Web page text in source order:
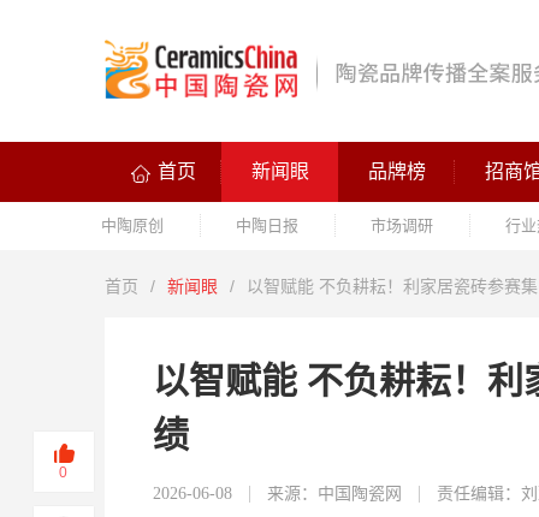
首页 新闻眼 品牌榜 招商
中陶原创 中陶日报 市场调研 行
首页 / 新闻眼 / 以智赋能 不负耕耘！利家居瓷砖参赛
以智赋能 不负耕耘！
绩
2026-06-08 来源：中国陶瓷网 责任编辑：
0